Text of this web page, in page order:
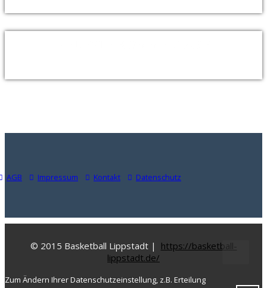
AGB Impressum Kontakt Datenschutz
© 2015 Basketball Lippstadt | https://basketball-
lippstadt.de/
Zum Ändern Ihrer Datenschutzeinstellung, z.B. Erteilung